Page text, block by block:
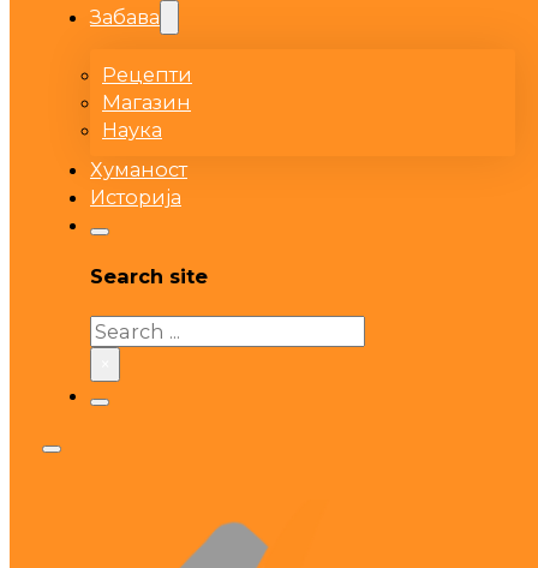
Забава
Рецепти
Магазин
Наука
Хуманост
Историја
Search site
Search